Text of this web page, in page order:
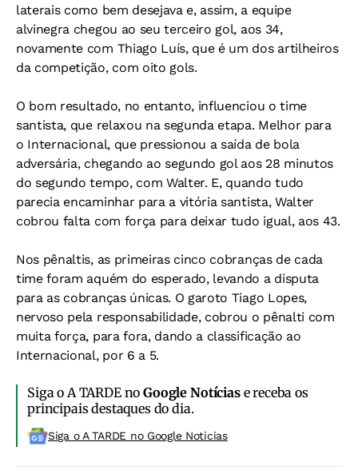
laterais como bem desejava e, assim, a equipe
alvinegra chegou ao seu terceiro gol, aos 34,
novamente com Thiago Luís, que é um dos artilheiros
da competição, com oito gols.
O bom resultado, no entanto, influenciou o time
santista, que relaxou na segunda etapa. Melhor para
o Internacional, que pressionou a saída de bola
adversária, chegando ao segundo gol aos 28 minutos
do segundo tempo, com Walter. E, quando tudo
parecia encaminhar para a vitória santista, Walter
cobrou falta com força para deixar tudo igual, aos 43.
Nos pênaltis, as primeiras cinco cobranças de cada
time foram aquém do esperado, levando a disputa
para as cobranças únicas. O garoto Tiago Lopes,
nervoso pela responsabilidade, cobrou o pênalti com
muita força, para fora, dando a classificação ao
Internacional, por 6 a 5.
Siga o A TARDE noGoogle Notíciase receba os
principais destaques do dia.
Siga o A TARDE no Google Noticias